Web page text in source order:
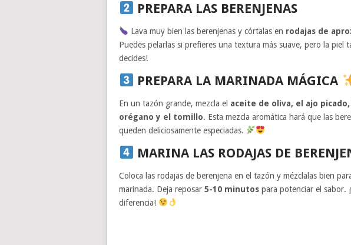
PREPARA LAS BERENJENAS
Lava muy bien las berenjenas y córtalas en rodajas de
Puedes pelarlas si prefieres una textura más suave, pero la piel
decides!
PREPARA LA MARINADA MÁGICA
En un tazón grande, mezcla el aceite de oliva, el ajo
orégano y el tomillo. Esta mezcla aromática hará que las
queden deliciosamente especiadas.
MARINA LAS RODAJAS DE
Coloca las rodajas de berenjena en el tazón y mézclalas bien
marinada. Deja reposar 5-10 minutos para potenciar el sabor.
diferencia!